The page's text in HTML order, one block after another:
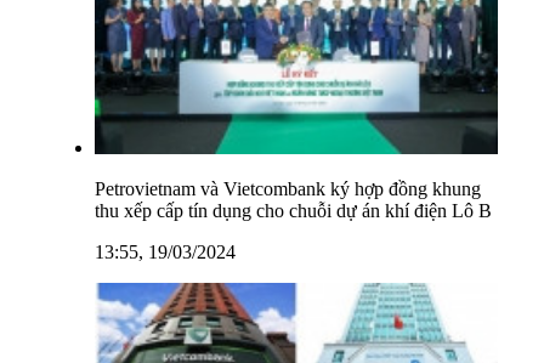
Petrovietnam và Vietcombank ký hợp đồng khung
thu xếp cấp tín dụng cho chuỗi dự án khí điện Lô B
13:55, 19/03/2024